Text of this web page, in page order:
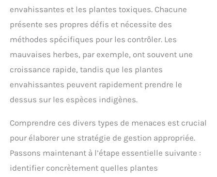
envahissantes et les plantes toxiques. Chacune
présente ses propres défis et nécessite des
méthodes spécifiques pour les contrôler. Les
mauvaises herbes, par exemple, ont souvent une
croissance rapide, tandis que les plantes
envahissantes peuvent rapidement prendre le
dessus sur les espèces indigènes.
Comprendre ces divers types de menaces est crucial
pour élaborer une stratégie de gestion appropriée.
Passons maintenant à l’étape essentielle suivante :
identifier concrètement quelles plantes